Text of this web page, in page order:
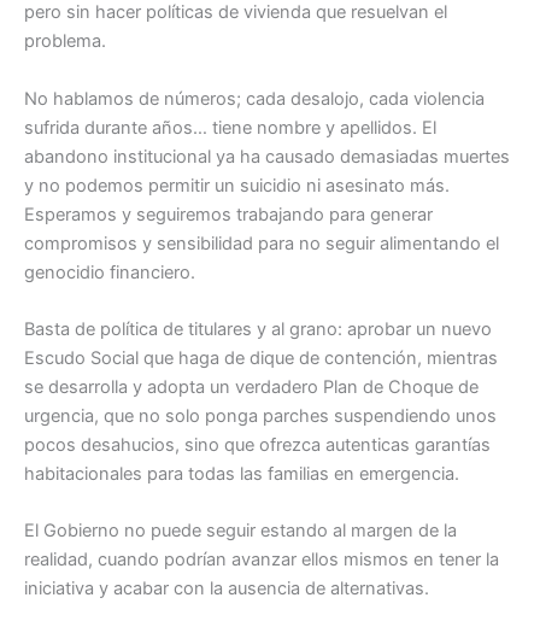
pero sin hacer políticas de vivienda que resuelvan el
problema.
No hablamos de números; cada desalojo, cada violencia
sufrida durante años… tiene nombre y apellidos. El
abandono institucional ya ha causado demasiadas muertes
y no podemos permitir un suicidio ni asesinato más.
Esperamos y seguiremos trabajando para generar
compromisos y sensibilidad para no seguir alimentando el
genocidio financiero.
Basta de política de titulares y al grano: aprobar un nuevo
Escudo Social que haga de dique de contención, mientras
se desarrolla y adopta un verdadero Plan de Choque de
urgencia, que no solo ponga parches suspendiendo unos
pocos desahucios, sino que ofrezca autenticas garantías
habitacionales para todas las familias en emergencia.
El Gobierno no puede seguir estando al margen de la
realidad, cuando podrían avanzar ellos mismos en tener la
iniciativa y acabar con la ausencia de alternativas.